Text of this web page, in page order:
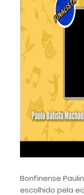
Bonfinense
escolhido pela